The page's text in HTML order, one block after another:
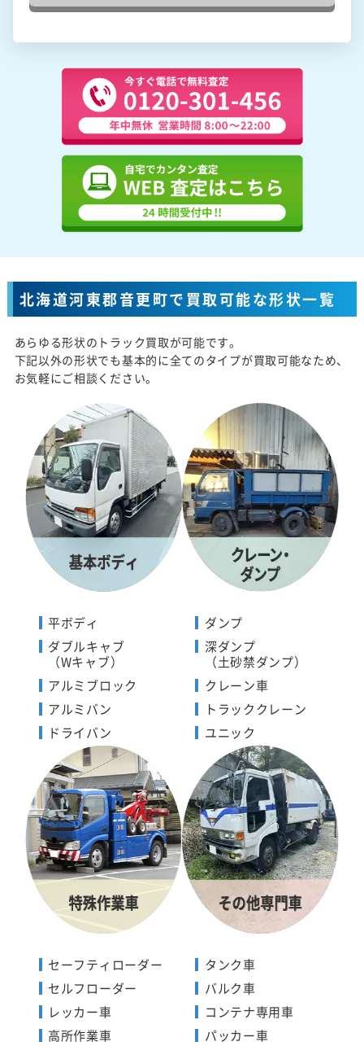
北海道河東郡音更町で買取可能な形状一覧
あらゆる形状のトラック買取が可能です。
下記以外の形状でも基本的に全てのタイプが買取可能なため、
お気軽にご相談ください。
平ボディ
ダブルキャブ
（Wキャブ）
アルミブロック
アルミバン
ドライバン
ダンプ
深ダンプ
（土砂禁ダンプ）
クレーン車
トラッククレーン
ユニック
セーフティローダー
セルフローダー
レッカー車
高所作業車
タンク車
バルク車
コンテナ専用車
パッカー車